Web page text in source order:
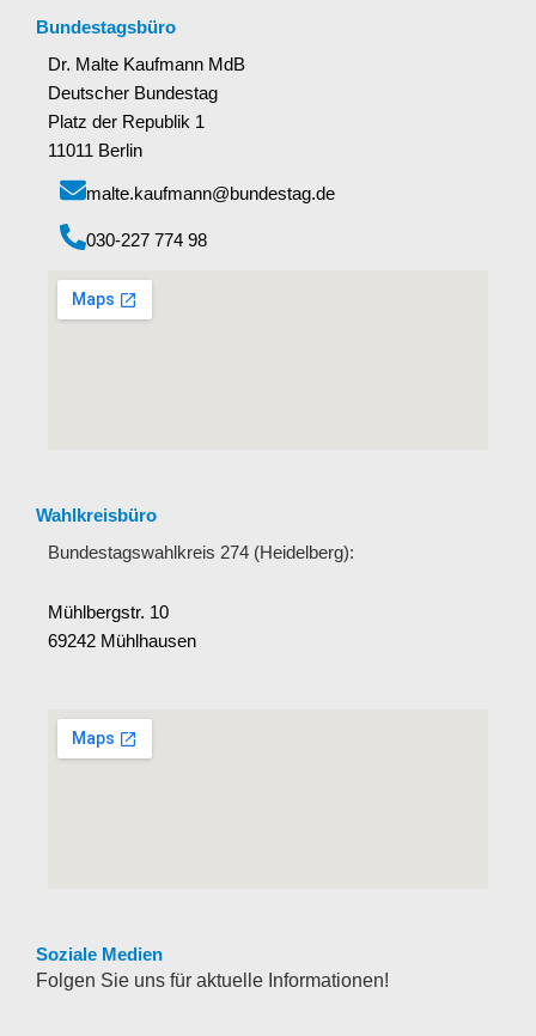
Bundestagsbüro
Dr. Malte Kaufmann MdB
Deutscher Bundestag
Platz der Republik 1
11011 Berlin
malte.kaufmann@bundestag.de
‭030-227 774 98‬
Wahlkreisbüro
Bundestagswahlkreis 274 (Heidelberg):
Mühlbergstr. 10
69242 Mühlhausen
Soziale Medien
Folgen Sie uns für aktuelle Informationen!